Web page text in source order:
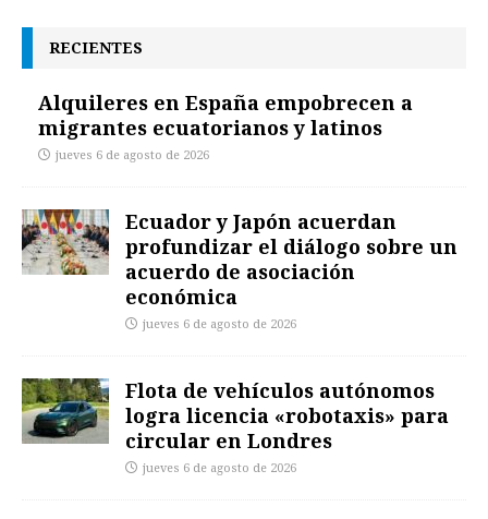
RECIENTES
Alquileres en España empobrecen a
migrantes ecuatorianos y latinos
jueves 6 de agosto de 2026
Ecuador y Japón acuerdan
profundizar el diálogo sobre un
acuerdo de asociación
económica
jueves 6 de agosto de 2026
Flota de vehículos autónomos
logra licencia «robotaxis» para
circular en Londres
jueves 6 de agosto de 2026